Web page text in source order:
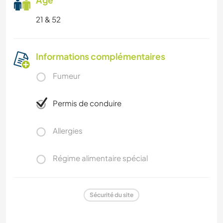
21 & 52
Informations complémentaires
Fumeur
Permis de conduire
Allergies
Régime alimentaire spécial
Sécurité du site